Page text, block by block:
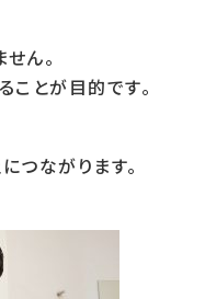
ん。
ことが目的です。
つながります。